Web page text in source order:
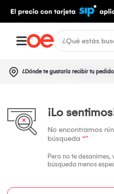
¿Dónde te gustaría recibir tu
¡Lo
No encontramos
búsqueda “”
Pero no te
búsqueda menos